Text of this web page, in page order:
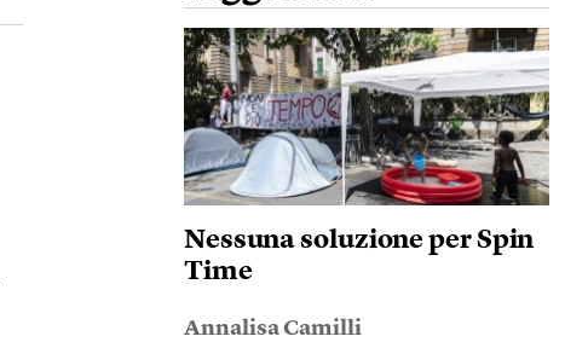
Nessuna soluzione per Spin
Time
Annalisa Camilli